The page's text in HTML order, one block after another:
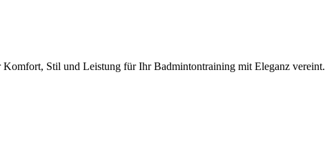
Stil und Leistung für Ihr Badmintontraining mit Eleganz vereint.